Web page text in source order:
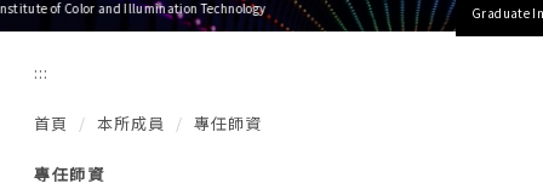
Graduate Institute of Color and Illumination Technology
:::
首頁 本所成員 專任師資
專任師資